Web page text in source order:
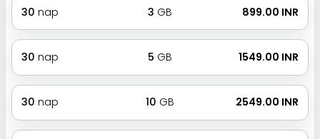
30 nap 3 GB ₹ 899.00 INR
30 nap 5 GB ₹ 1549.00 INR
30 nap 10 GB ₹ 2549.00 INR